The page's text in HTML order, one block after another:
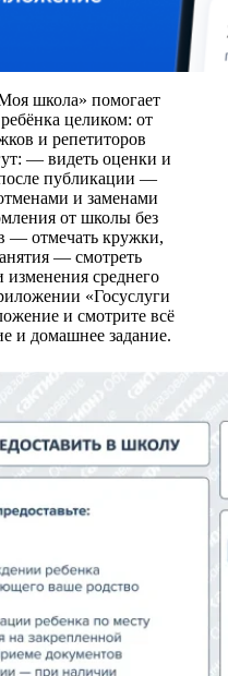
школа» помогает
целиком: от
и репетиторов
— видеть оценки и
публикации —
и заменами
от школы без
— отмечать кружки,
— смотреть
среднего
«Госуслуги
и смотрите всё
и домашнее задание.